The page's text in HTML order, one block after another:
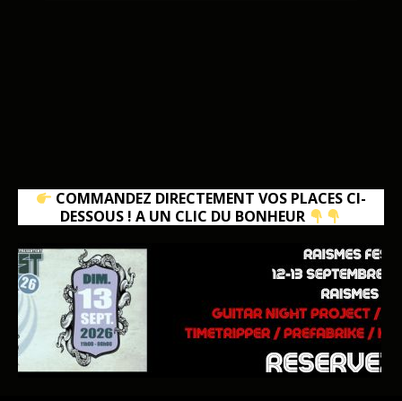
COMMANDEZ DIRECTEMENT VOS PLACES CI-
DESSOUS ! A UN CLIC DU BONHEUR